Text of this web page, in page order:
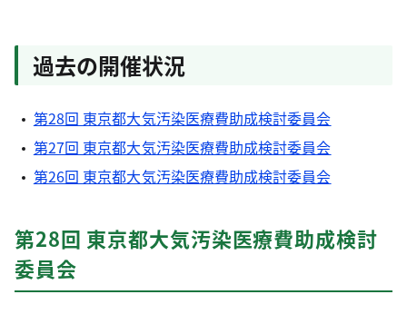
過去の開催状況
第28回 東京都大気汚染医療費助成検討委員会
第27回 東京都大気汚染医療費助成検討委員会
第26回 東京都大気汚染医療費助成検討委員会
第28回 東京都大気汚染医療費助成検討
委員会